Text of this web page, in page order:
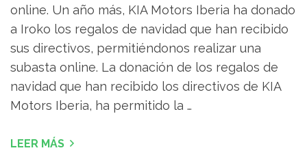
online. Un año más, KIA Motors Iberia ha donado
a Iroko los regalos de navidad que han recibido
sus directivos, permitiéndonos realizar una
subasta online. La donación de los regalos de
navidad que han recibido los directivos de KIA
Motors Iberia, ha permitido la …
LEER MÁS